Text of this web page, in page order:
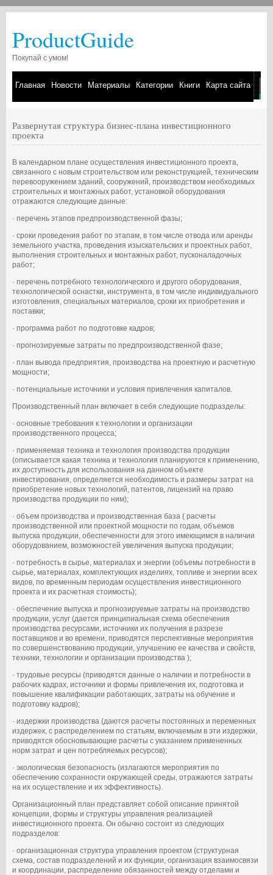
ProductGuide
Покупай с умом!
Главная Новости Материалы Категории Книги Карта сайта
Развернутая структура бизнес-плана инвестиционного
проекта
В календарном плане осуществления инвестиционного проекта,
связанного с новым строительством или реконструкцией, техническим
перевооружением зданий, сооружений, производством необходимых
строительных и монтажных работ, установкой оборудования
отражаются следующие данные:
· перечень этапов предпроизводственной фазы;
· сроки проведения работ по этапам, в том числе отвода или аренды
земельного участка, проведения изыскательских и проектных работ,
выполнения строительных и монтажных работ, пусконаладочных
работ;
· перечень потребного технологического и другого оборудования,
технологической оснастки, инструмента, в том числе индивидуального
изготовления, специальных материалов, сроки их приобретения и
поставки;
· программа работ по подготовке кадров;
· прогнозируемые затраты по предпроизводственной фазе;
· план вывода предприятия, производства на проектную и расчетную
мощности;
· потенциальные источники и условия привлечения капиталов.
Производственный план включает в себя следующие подразделы:
· основные требования к технологии и организации
производственного процесса;
· применяемая техника и технология производства продукции
(описывается какая техника и технология планируются к применению,
их доступность для использования на данном объекте
инвестирования, определяется необходимость и размеры затрат на
приобретение новых технологий, патентов, лицензий на право
производства продукции по ним);
· объем производства и производственная база ( расчеты
производственной или проектной мощности по годам, объемов
выпуска продукции, обеспеченности для этого имеющимся в наличии
оборудованием, возможностей увеличения выпуска продукции;
· потребность в сырье, материалах и энергии (объемы потребности в
сырье, материалах, комплектующих изделиях, топливе и энергии всех
видов, по временным периодам осуществления инвестиционного
проекта и их расчетная стоимость);
· обеспечение выпуска и прогнозируемые затраты на производство
продукции, услуг (дается принципиальная схема обеспечения
производства ресурсами, источники их получения в разрезе
поставщиков и во времени, приводятся перспективные мероприятия
по совершенствованию продукции, улучшению ее качества и свойств,
техники, технологии и организации производства );
· трудовые ресурсы (приводятся данные о наличии и потребности в
рабочих кадрах, источники и формы привлечения их, подготовка и
повышение квалификации работающих, затраты на обучение и
подготовку кадров);
· издержки производства (даются расчеты постоянных и переменных
издержек, с распределением по статьям, включаемым в эти издержки,
приводятся обосновывающие расчеты с указанием примененных
норм затрат и цен потребляемых ресурсов);
· экологическая безопасность (излагаются мероприятия по
обеспечению сохранности окружающей среды, отражаются затраты
на их осуществление и их эффективность).
Организационный план представляет собой описание принятой
концепции, формы и структуры управления реализацией
инвестиционного проекта. Он обычно состоит из следующих
подразделов:
· организационная структура управления проектом (структурная
схема, состав подразделений и их функции, организация взаимосвязи
и координации, распределение обязанностей между отделами и